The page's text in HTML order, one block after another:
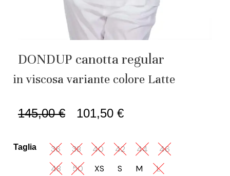
DONDUP canotta regular
in viscosa variante colore Latte
145,00€ 101,50 €
Taglia 36 38 40 42 44
46
48
50 XS S M L